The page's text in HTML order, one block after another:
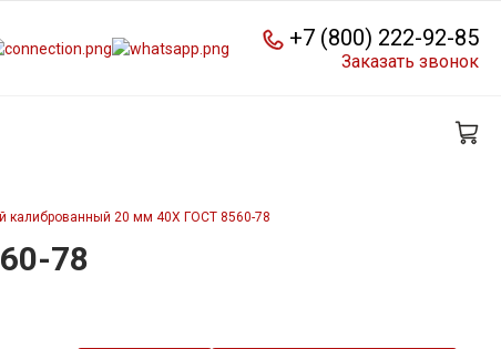
+7 (800) 222-92-85
Заказать звонок
калиброванный 20 мм 40Х ГОСТ 8560-78
78